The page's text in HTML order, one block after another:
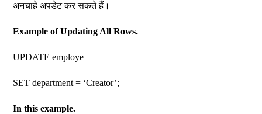
अनचाहे अपडेट कर सकते हैं।
Example of Updating All Rows.
UPDATE employe
SET department = ‘Creator’;
In this example.